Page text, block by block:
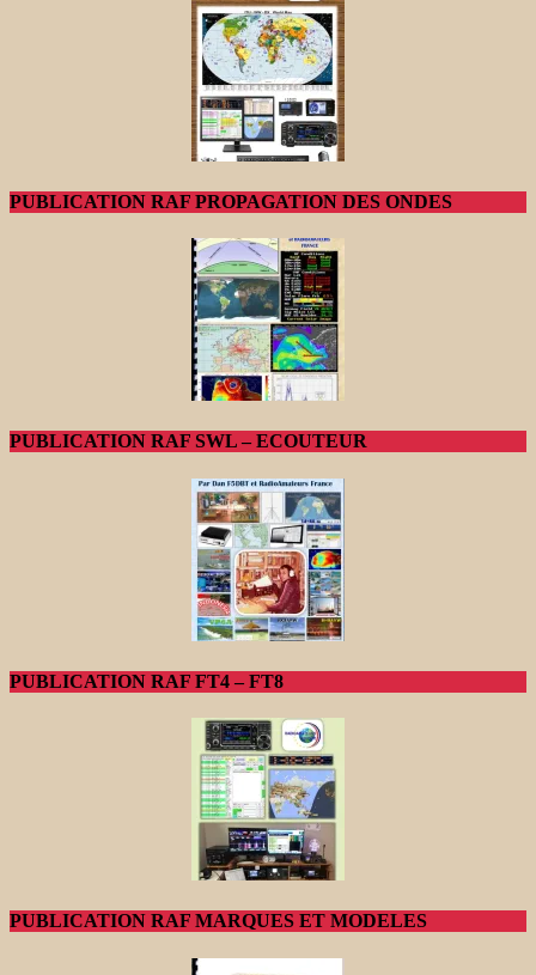
PUBLICATION RAF PROPAGATION DES ONDES
PUBLICATION RAF SWL – ECOUTEUR
PUBLICATION RAF FT4 – FT8
PUBLICATION RAF MARQUES ET MODELES